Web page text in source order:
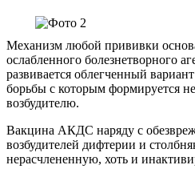
Механизм любой прививки
ослабленного болезнетворного
развивается облегченный
борьбы с которым формируется
возбудителю.
Вакцина АКДС наряду с
возбудителей дифтерии и
нерасчлененную, хоть и